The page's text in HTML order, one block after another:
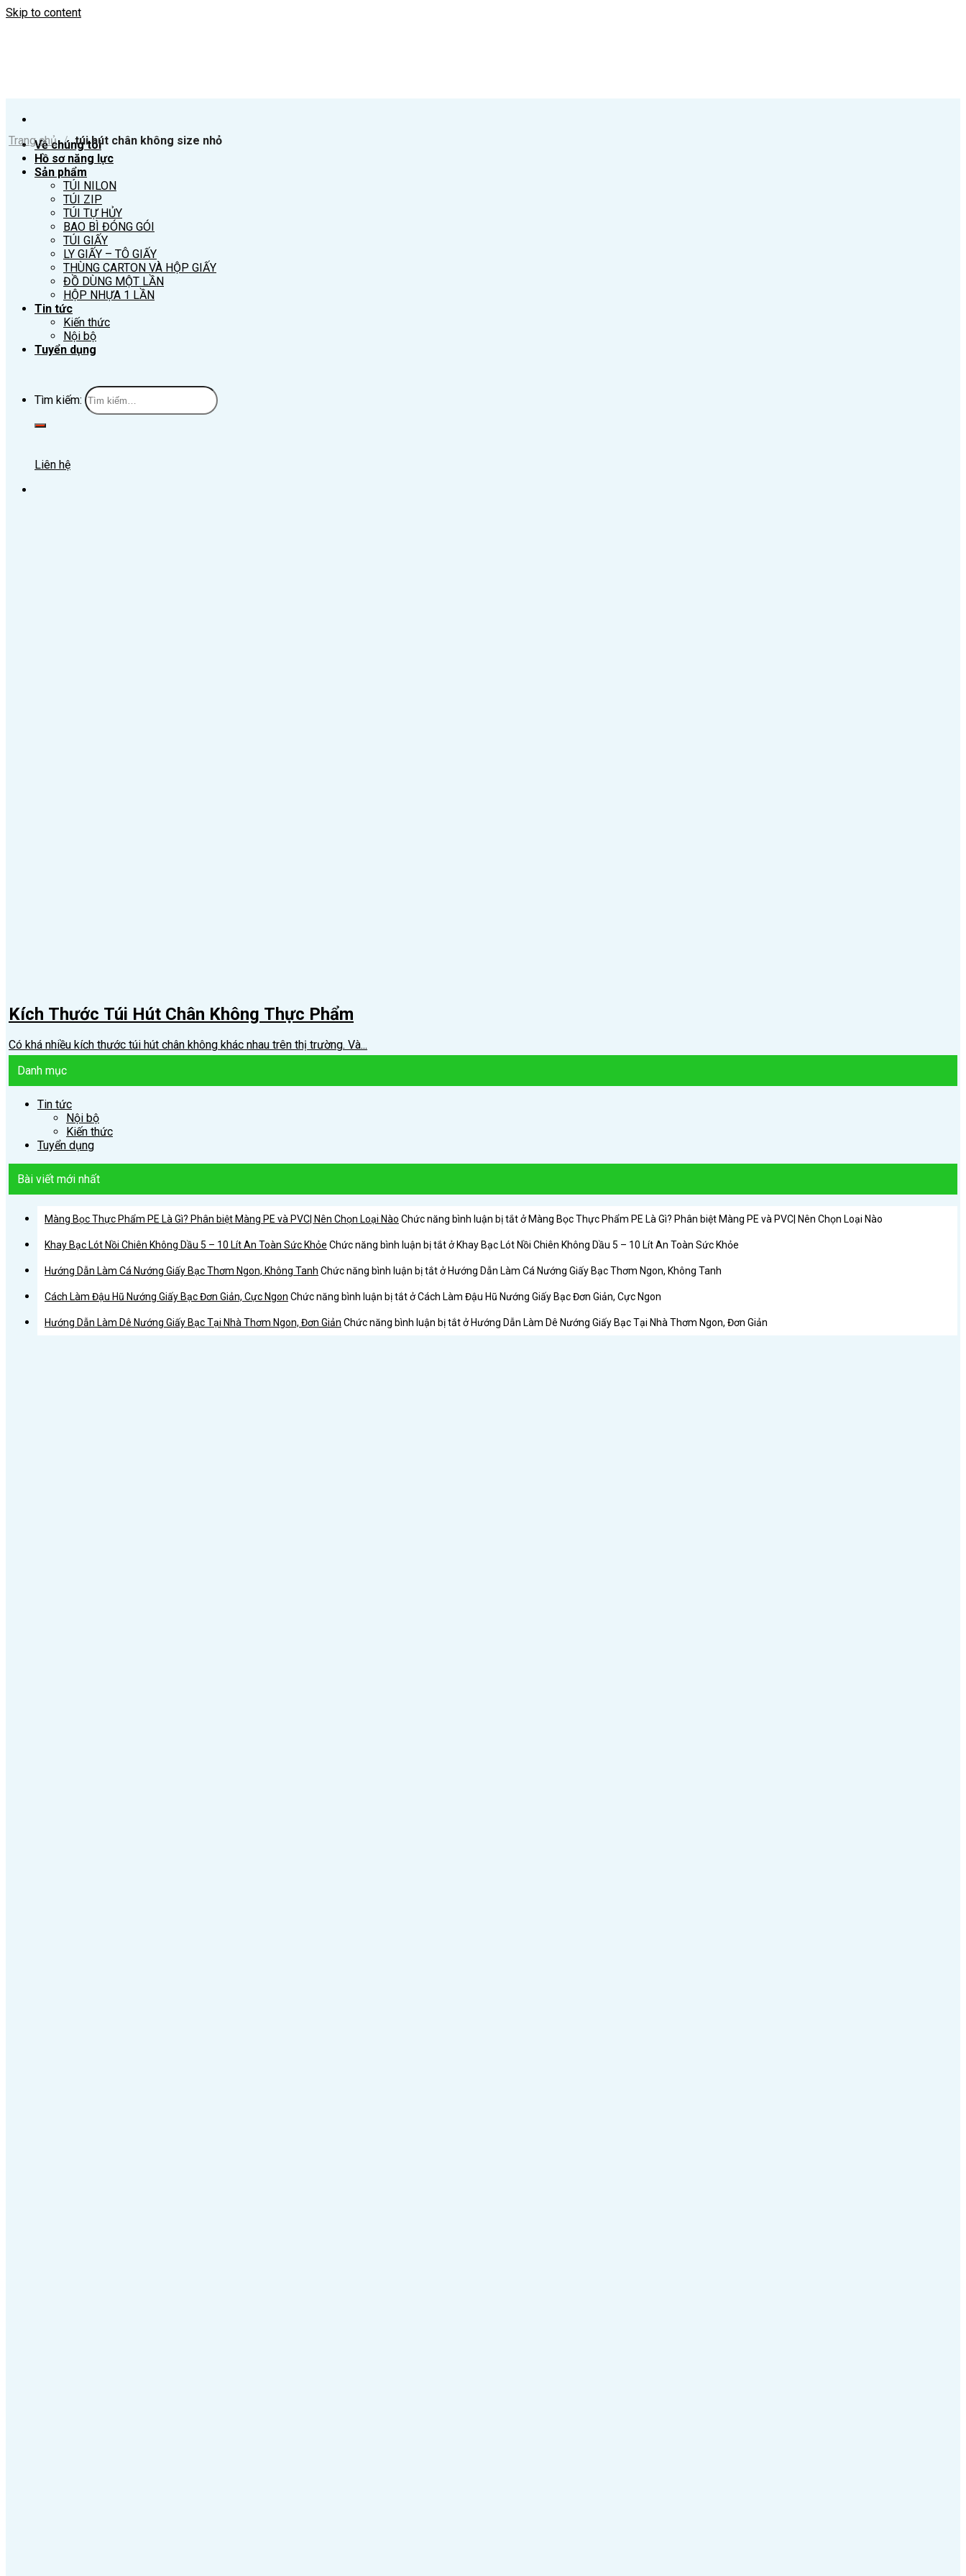
Skip to content
Về chúng tôi
Hồ sơ năng lực
Sản phẩm
TÚI NILON
TÚI ZIP
TÚI TỰ HỦY
BAO BÌ ĐÓNG GÓI
TÚI GIẤY
LY GIẤY – TÔ GIẤY
THÙNG CARTON VÀ HỘP GIẤY
ĐỒ DÙNG MỘT LẦN
HỘP NHỰA 1 LẦN
Tin tức
Kiến thức
Nội bộ
Tuyển dụng
Tìm kiếm:
Liên hệ
Trang chủ / túi hút chân không size nhỏ
Kích Thước Túi Hút Chân Không Thực Phẩm
Có khá nhiều kích thước túi hút chân không khác nhau trên thị trường. Và...
Danh mục
Tin tức
Nội bộ
Kiến thức
Tuyển dụng
Bài viết mới nhất
Màng Bọc Thực Phẩm PE Là Gì? Phân biệt Màng PE và PVC| Nên Chọn Loại Nào Chức năng bình luận bị tắtở Màng Bọc Thực Phẩm PE Là Gì? Phân biệt Màng PE và PVC| Nên Chọn Loại Nào
Khay Bạc Lót Nồi Chiên Không Dầu 5 – 10 Lít An Toàn Sức Khỏe Chức năng bình luận bị tắtở Khay Bạc Lót Nồi Chiên Không Dầu 5 – 10 Lít An Toàn Sức Khỏe
Hướng Dẫn Làm Cá Nướng Giấy Bạc Thơm Ngon, Không Tanh Chức năng bình luận bị tắtở Hướng Dẫn Làm Cá Nướng Giấy Bạc Thơm Ngon, Không Tanh
Cách Làm Đậu Hũ Nướng Giấy Bạc Đơn Giản, Cực Ngon Chức năng bình luận bị tắtở Cách Làm Đậu Hũ Nướng Giấy Bạc Đơn Giản, Cực Ngon
Hướng Dẫn Làm Dê Nướng Giấy Bạc Tại Nhà Thơm Ngon, Đơn Giản Chức năng bình luận bị tắtở Hướng Dẫn Làm Dê Nướng Giấy Bạc Tại Nhà Thơm Ngon, Đơn Giản